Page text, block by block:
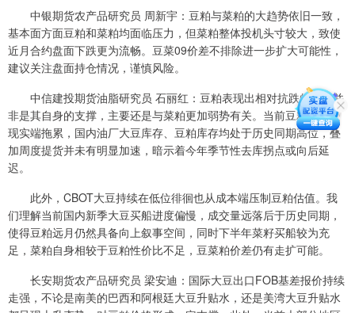
中银期货农产品研究员 周新宇：豆粕与菜粕的大趋势依旧一致，
基本面方面豆粕和菜粕均面临压力，但菜粕整体投机头寸较大，致使
近月合约盘面下跌更为流畅。豆菜09价差不排除进一步扩大可能性，
建议关注盘面持仓情况，谨慎风险。
中信建投期货油脂研究员 石丽红：豆粕表现出相对抗跌的属性并
非是其自身的支撑，主要还是与菜粕更加弱势有关。当前豆粕主要受
现实端拖累，国内油厂大豆库存、豆粕库存均处于历史同期高位，叠
加周度提货并未有明显加速，暗示着今年季节性去库拐点或向后延
迟。
此外，CBOT大豆持续在低位徘徊也从成本端压制豆粕估值。我
们理解当前国内新季大豆买船进度偏慢，成交量远落后于历史同期，
使得豆粕远月仍然具备向上叙事空间，同时下半年菜籽买船较为充
足，菜粕自身相较于豆粕性价比不足，豆菜粕价差仍有走扩可能。
长安期货农产品研究员 梁安迪：国际大豆出口FOB基差报价持续
走强，不论是南美的巴西和阿根廷大豆升贴水，还是美湾大豆升贴水